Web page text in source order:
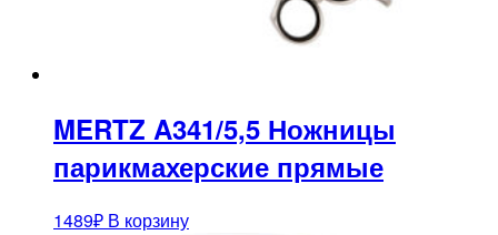
MERTZ A341/5,5 Ножницы
парикмахерские прямые
1489₽ В корзину